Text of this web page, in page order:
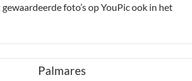
foto’s op YouPic ook in het
Palmares